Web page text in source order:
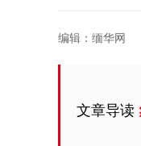
编辑：缅华网
文章导读